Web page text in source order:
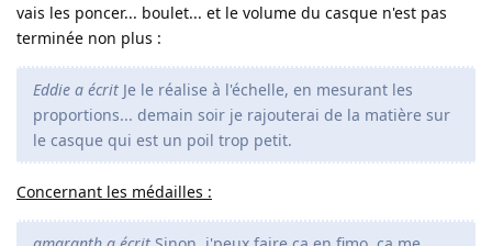
vais les poncer... boulet... et le volume du casque n'est pas
terminée non plus :
Eddie a écrit Je le réalise à l'échelle, en mesurant les
proportions... demain soir je rajouterai de la matière sur
le casque qui est un poil trop petit.
Concernant les médailles :